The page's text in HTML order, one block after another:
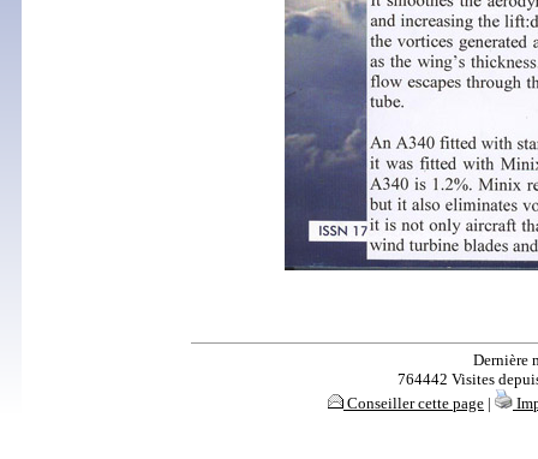
Dernière
764442 Visites
Conseiller cette page |